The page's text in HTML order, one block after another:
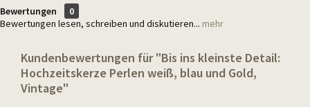
Bewertungen
0
Bewertungen lesen, schreiben und diskutieren... mehr
Kundenbewertungen für "Bis ins kleinste Detail:
Hochzeitskerze Perlen weiß, blau und Gold,
Vintage"